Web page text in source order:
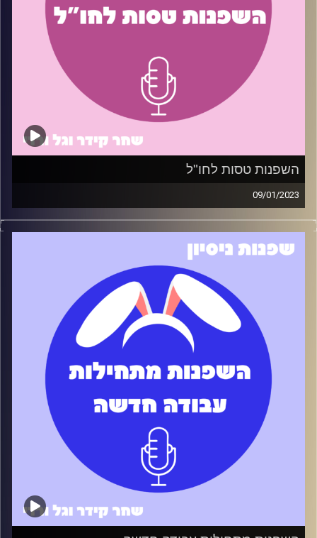
קרדיט תמונות:שחר קידר וגל ורדי
קרדיט תמונות:
השפנות טסות לחו"ל
09/01/2023
ידעתם שבשנת 2022 נרשמו 8.4 מיליון יציאות לחו"ל מישראל?
השפנות מבינות מה אתם צריכים, ולכן עשינו פרק בו חשפנו
את הטיפים שיעזרו לכם (חלקם יותר וחלקם פחות) לסגור
טיסה לחו"ל בצורה חכמה ומשתלמת
תודה מיוחדת לדרור בורנשטיין שנתן את הטיפים לפרק זה.
קרדיט תמונות:
שחר קידר וגל ורדי